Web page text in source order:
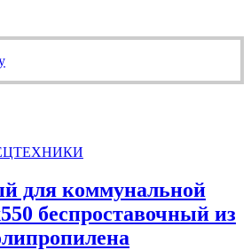
для коммунальной
беспроставочный из